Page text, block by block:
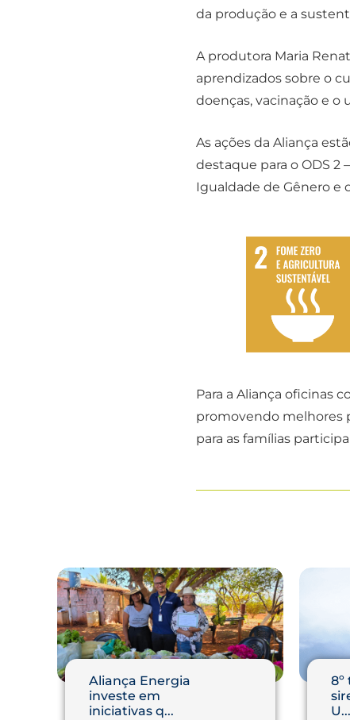
da produção e a
A produtora Maria
aprendizados sobre o
doenças, vacinação e o
As ações da Aliança
destaque para o ODS 2
Igualdade de Gênero e
Para a Aliança oficinas
promovendo melhores
para as famílias
Aliança Energia
investe em
iniciativas q...
8º
U...